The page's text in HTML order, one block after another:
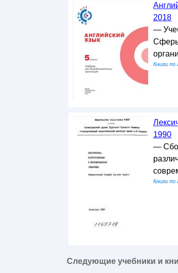
2018
—
Сферы
Книги по
1990
—
Книги по
Следующие учебники и